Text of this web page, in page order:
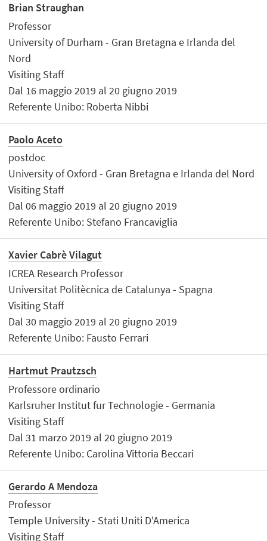
Brian Straughan
Professor
University of Durham - Gran Bretagna e Irlanda del
Nord
Visiting Staff
Dal 16 maggio 2019 al 20 giugno 2019
Referente Unibo: Roberta Nibbi
Paolo Aceto
postdoc
University of Oxford - Gran Bretagna e Irlanda del Nord
Visiting Staff
Dal 06 maggio 2019 al 20 giugno 2019
Referente Unibo: Stefano Francaviglia
Xavier Cabrè Vilagut
ICREA Research Professor
Universitat Politècnica de Catalunya - Spagna
Visiting Staff
Dal 30 maggio 2019 al 20 giugno 2019
Referente Unibo: Fausto Ferrari
Hartmut Prautzsch
Professore ordinario
Karlsruher Institut fur Technologie - Germania
Visiting Staff
Dal 31 marzo 2019 al 20 giugno 2019
Referente Unibo: Carolina Vittoria Beccari
Gerardo A Mendoza
Professor
Temple University - Stati Uniti D'America
Visiting Staff